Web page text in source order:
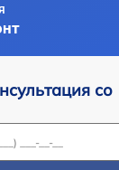
со